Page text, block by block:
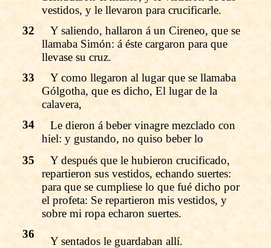
vestidos, y le llevaron para crucificarle.
32
Y saliendo, hallaron á un Cireneo, que se
llamaba Simón: á éste cargaron para que
llevase su cruz.
33
Y como llegaron al lugar que se llamaba
Gólgotha, que es dicho, El lugar de la
calavera,
34
Le dieron á beber vinagre mezclado con
hiel: y gustando, no quiso beber lo
35
Y después que le hubieron crucificado,
repartieron sus vestidos, echando suertes:
para que se cumpliese lo que fué dicho por
el profeta: Se repartieron mis vestidos, y
sobre mi ropa echaron suertes.
36
Y sentados le guardaban allí.